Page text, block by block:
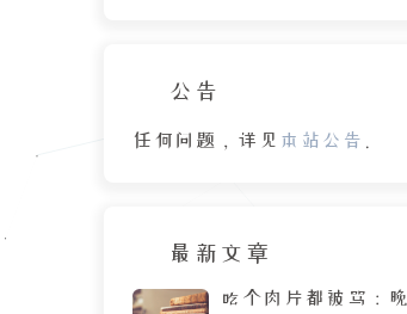
公告
任何问题，详见 本站公告
最新文章
吃个肉片都被骂：晚